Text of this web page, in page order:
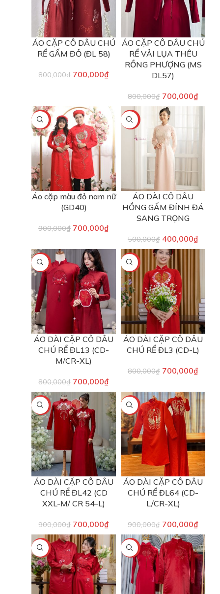
ÁO CẶP CÔ DÂU CHÚ
RỂ GẤM ĐỎ (ĐL 58)
800,000₫ 700,000₫
ÁO CẶP CÔ DÂU CHÚ
RỂ VẢI LỤA THÊU
RỒNG PHƯỢNG (MS
DL57)
800,000₫ 700,000₫
-22%
Áo cặp màu đỏ nam nữ
(GD40)
900,000₫ 700,000₫
-20%
ÁO DÀI CÔ DÂU
HỒNG GẤM ĐÍNH ĐÁ
SANG TRỌNG
500,000₫ 400,000₫
-13%
ÁO DÀI CẶP CÔ DÂU
CHÚ RỂ ĐL13 (CD-
M/CR-XL)
800,000₫ 700,000₫
-13%
ÁO DÀI CẶP CÔ DÂU
CHÚ RỂ ĐL3 (CD-L)
800,000₫ 700,000₫
-22%
ÁO DÀI CẶP CÔ DÂU
CHÚ RỂ ĐL42 (CD
XXL-M/ CR 54-L)
900,000₫ 700,000₫
-22%
ÁO DÀI CẶP CÔ DÂU
CHÚ RỂ ĐL64 (CD-
L/CR-XL)
900,000₫ 700,000₫
-22% -22%